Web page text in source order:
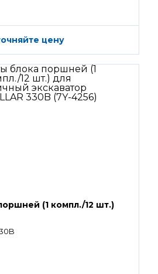
цену
(1 компл./12 шт.)